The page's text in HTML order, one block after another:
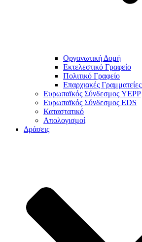
Οργανωτική Δομή
Εκτελεστικό Γραφείο
Πολιτικό Γραφείο
Επαρχιακές Γραμματείες
Ευρωπαϊκός Σύνδεσμος YEPP
Ευρωπαϊκός Σύνδεσμος EDS
Καταστατικό
Απολογισμοί
Δράσεις